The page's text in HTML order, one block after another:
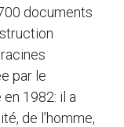
documents
par le
1982: il a
de l’homme,